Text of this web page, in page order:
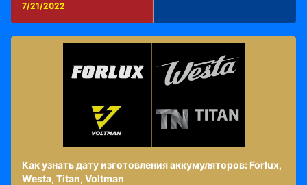
7/21/2022
Как узнать дату изготовления аккумуляторов: Forlux,
Westa, Titan, Voltman